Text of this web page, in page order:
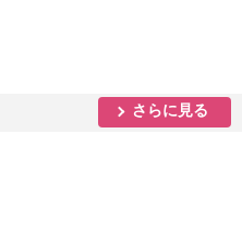
さらに見る